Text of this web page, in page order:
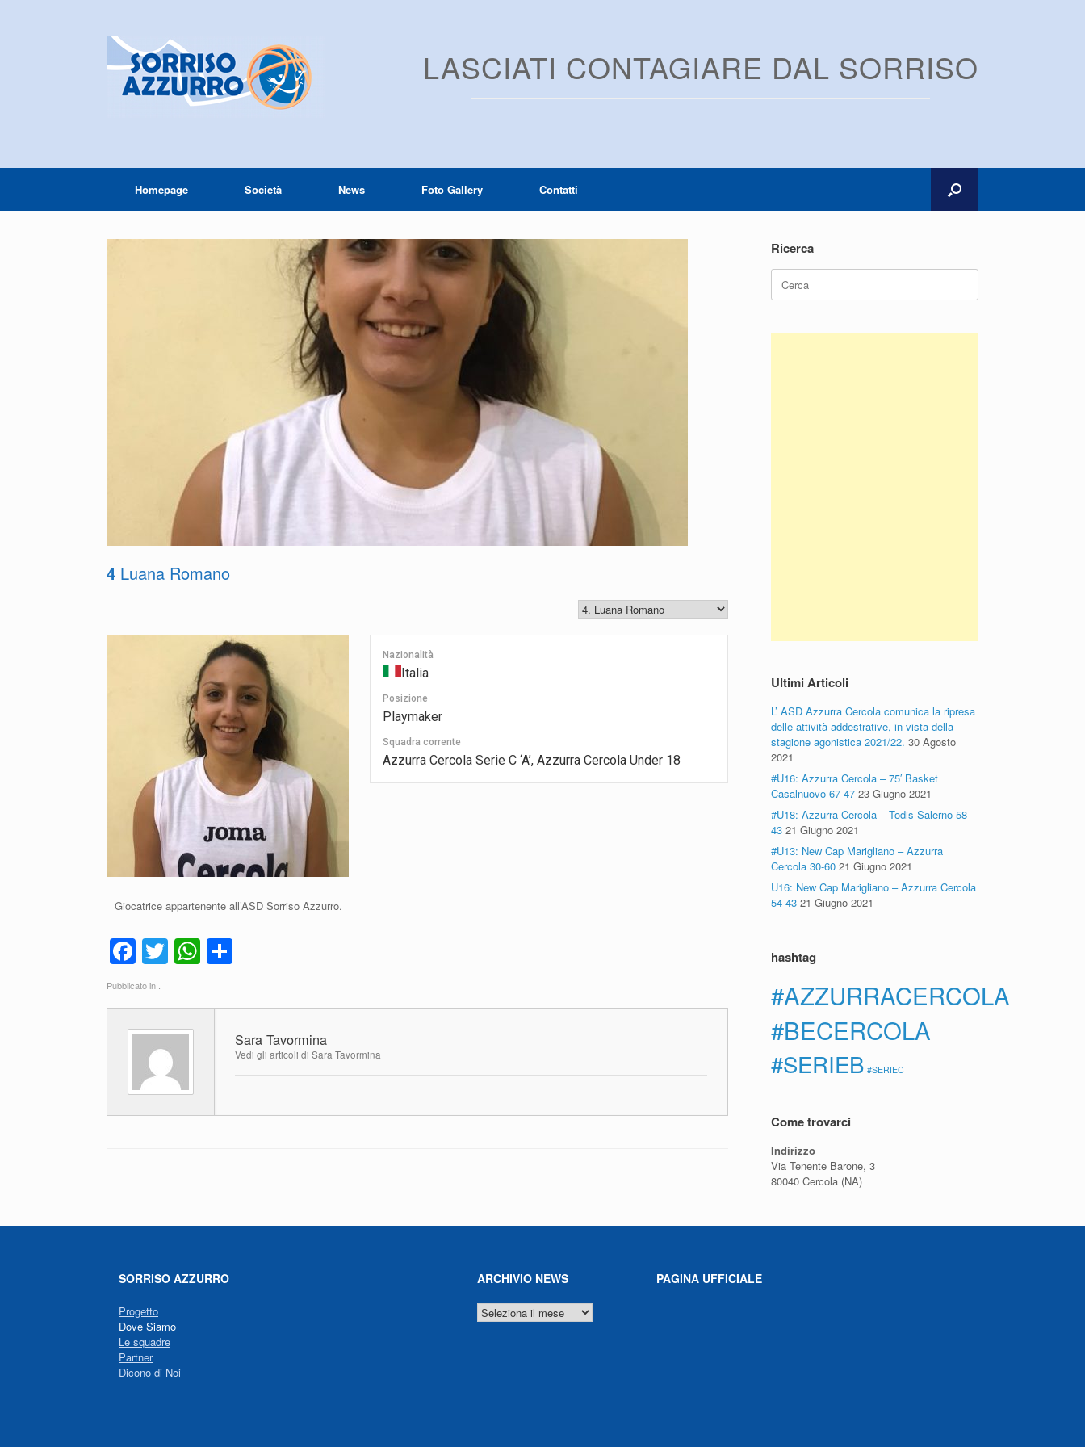
LASCIATI CONTAGIARE DAL SORRISO
Homepage Società News Foto Gallery Contatti
4 Luana Romano
Nazionalità
Italia
Posizione
Playmaker
Squadra corrente
Azzurra Cercola Serie C ‘A’, Azzurra Cercola Under 18
Giocatrice appartenente all’ASD Sorriso Azzurro.
F
a
c
e
b
o
o
T
wi
tt
er
W
h
at
p
n
di
vi
di
Pubblicato in .
Sara Tavormina
Vedi gli articoli di Sara Tavormina
Ricerca
Ricerca
per:
Ultimi Articoli
L’ ASD Azzurra Cercola comunica la ripresa
delle attività addestrative, in vista della
stagione agonistica 2021/22. 30 Agosto
2021
#U16: Azzurra Cercola – 75′ Basket
Casalnuovo 67-47 23 Giugno 2021
#U18: Azzurra Cercola – Todis Salerno 58-
43 21 Giugno 2021
#U13: New Cap Marigliano – Azzurra
Cercola 30-60 21 Giugno 2021
U16: New Cap Marigliano – Azzurra Cercola
54-43 21 Giugno 2021
hashtag
#AZZURRACERCOLA
#BECERCOLA
#SERIEB #SERIEC
Come trovarci
Indirizzo
Via Tenente Barone, 3
80040 Cercola (NA)
SORRISO AZZURRO
Progetto
Dove Siamo
Le squadre
Partner
Dicono di Noi
ARCHIVIO NEWS
ARCHIVIO
NEWS
PAGINA UFFICIALE